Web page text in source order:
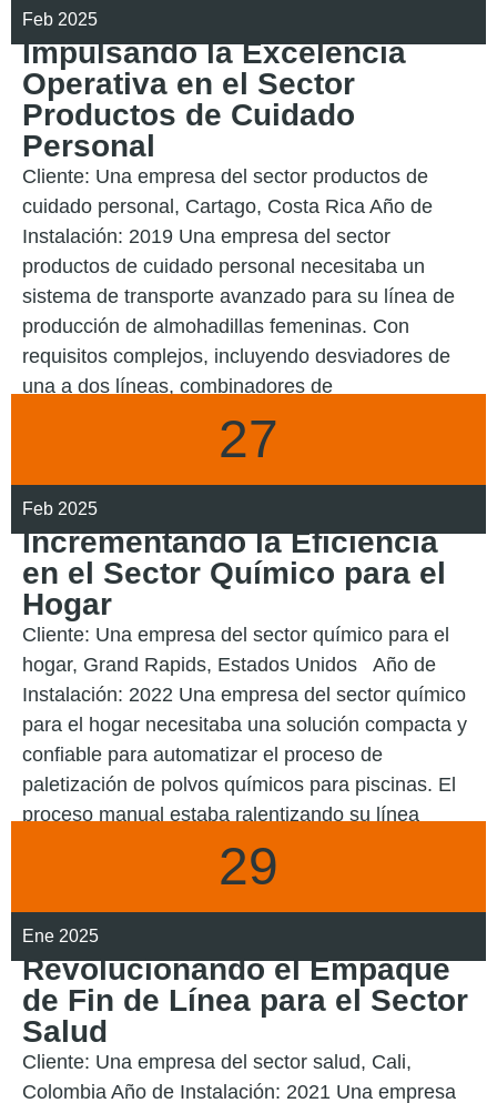
Feb 2025
Impulsando la Excelencia
Operativa en el Sector
Productos de Cuidado
Personal
Cliente: Una empresa del sector productos de
cuidado personal, Cartago, Costa Rica Año de
Instalación: 2019 Una empresa del sector
productos de cuidado personal necesitaba un
sistema de transporte avanzado para su línea de
producción de almohadillas femeninas. Con
requisitos complejos, incluyendo desviadores de
una a dos líneas, combinadores de
27
Feb 2025
Incrementando la Eficiencia
en el Sector Químico para el
Hogar
Cliente: Una empresa del sector químico para el
hogar, Grand Rapids, Estados Unidos Año de
Instalación: 2022 Una empresa del sector químico
para el hogar necesitaba una solución compacta y
confiable para automatizar el proceso de
paletización de polvos químicos para piscinas. El
proceso manual estaba ralentizando su línea
29
Ene 2025
Revolucionando el Empaque
de Fin de Línea para el Sector
Salud
Cliente: Una empresa del sector salud, Cali,
Colombia Año de Instalación: 2021 Una empresa